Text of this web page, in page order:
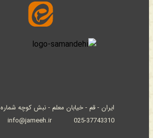
ایران - قم - خیابان معلم - نبش کوچه شماره 12
025-37743310
info@jameeh.ir